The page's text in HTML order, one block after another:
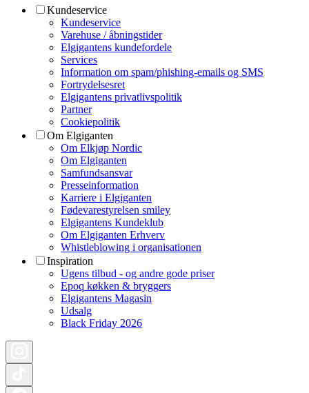
Kundeservice
Kundeservice
Varehuse / åbningstider
Elgigantens kundefordele
Services
Information om spam/phishing-emails og SMS
Fortrydelsesret
Elgigantens privatlivspolitik
Partner
Cookiepolitik
Om Elgiganten
Om Elkjøp Nordic
Om Elgiganten
Samfundsansvar
Presseinformation
Karriere i Elgiganten
Fødevarestyrelsen smiley
Elgigantens Kundeklub
Om Elgiganten Erhverv
Whistleblowing i organisationen
Inspiration
Ugens tilbud - og andre gode priser
Epoq køkken & bryggers
Elgigantens Magasin
Udsalg
Black Friday 2026